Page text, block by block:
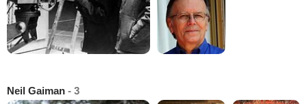
Neil Gaiman - 3